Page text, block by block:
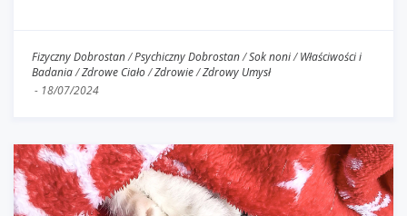
Fizyczny Dobrostan/Psychiczny Dobrostan/Sok noni/Właściwości i
Badania/Zdrowe Ciało/Zdrowie/Zdrowy Umysł
- 18/07/2024